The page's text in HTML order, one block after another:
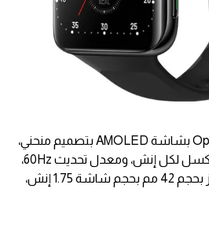
وتتميز ساعة Oppo Watch 2 بشاشة AMOLED بتصميم منحني،
وتدعم كثافة عرض 326 بيكسل لكل إنش، ومعدل تحديث 60Hz،
على أن يأتي النموذج المميز بحجم 42 مم بحجم شاشة 1.75 إنش،